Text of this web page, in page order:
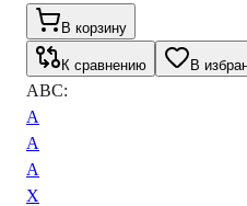
В корзину
К сравнению В
ABC:
A
A
A
X